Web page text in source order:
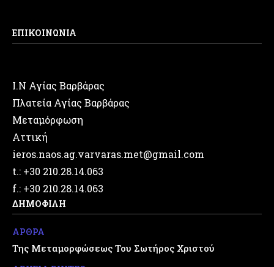
ΕΠΙΚΟΙΝΩΝΙΑ
Ι.Ν Αγίας Βαρβάρας
Πλατεία Αγίας Βαρβάρας
Μεταμόρφωση
Αττική
ieros.naos.ag.varvaras.met@gmail.com
t.: +30 210.28.14.063
f.: +30 210.28.14.063
ΔΗΜΟΦΙΛΗ
ΑΡΘΡΑ
Της Μεταμορφώσεως Του Σωτήρος Χριστού